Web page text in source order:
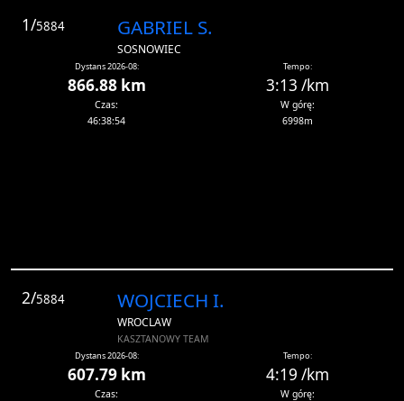
1/5884 GABRIEL S.
SOSNOWIEC
Dystans 2026-08:
866.88 km
Tempo:
3:13 /km
Czas:
46:38:54
W górę:
6998m
2/5884 WOJCIECH I.
WROCLAW
KASZTANOWY TEAM
Dystans 2026-08:
607.79 km
Tempo:
4:19 /km
Czas:
W górę: